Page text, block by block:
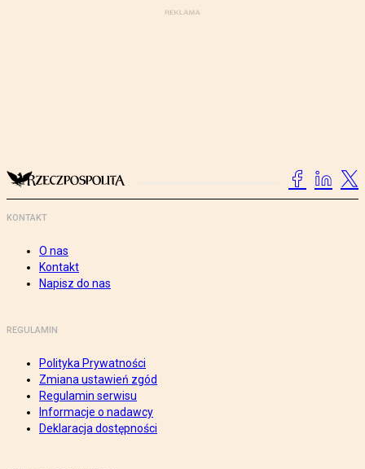
KONTAKT
O nas
Kontakt
Napisz do nas
REGULAMIN
Polityka Prywatności
Zmiana ustawień zgód
Regulamin serwisu
Informacje o nadawcy
Deklaracja dostępności